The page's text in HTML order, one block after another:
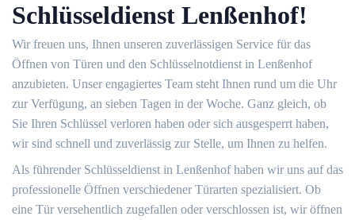
Schlüsseldienst Lenßenhof!
Wir freuen uns, Ihnen unseren zuverlässigen Service für das
Öffnen von Türen und den Schlüsselnotdienst in Lenßenhof
anzubieten. Unser engagiertes Team steht Ihnen rund um die Uhr
zur Verfügung, an sieben Tagen in der Woche. Ganz gleich, ob
Sie Ihren Schlüssel verloren haben oder sich ausgesperrt haben,
wir sind schnell und zuverlässig zur Stelle, um Ihnen zu helfen.
Als führender Schlüsseldienst in Lenßenhof haben wir uns auf das
professionelle Öffnen verschiedener Türarten spezialisiert. Ob
eine Tür versehentlich zugefallen oder verschlossen ist, wir öffnen